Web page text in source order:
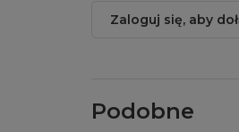
Zaloguj się, aby
Podobne